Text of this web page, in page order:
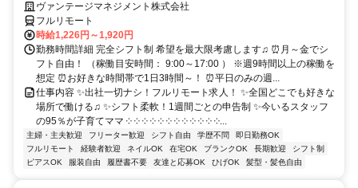
ヴァンテージマネジメント株式会社
フルリモート
時給1,226円～1,920円
勤務時間詳細 完全シフト制 希望を最大限考慮します♫ ⏰月～金でシ
フト自由！ （稼働目安時間： 9:00～17:00 ） ※週9時間以上の稼働を
想定 ⏰お好きな時間帯で1日3時間～！ ⏰平日のみの週...
仕事内容 ✨出社一切ナシ！フルリモート求人！ ✨全国どこでも好きな
場所で働ける♫ ✨シフト柔軟！1週間ごとの申告制 ✨今いるスタッフ
の95％が子育てママ ༶ ༶ ༶ ༶ ༶ ༶ ༶ ༶ ༶ ༶ ༶ ༶...
主婦・主夫歓迎 フリーター歓迎 シフト自由 学歴不問
即日勤務OK
フルリモート
経験者歓迎 ネイルOK 在宅OK ブランクOK 長期歓迎
シフト制
ピアスOK
服装自由 履歴書不要 友達と応募OK ひげOK 髪型・髪色自由